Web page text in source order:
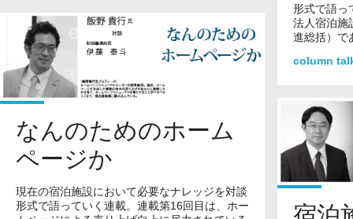
形式で語っ
法人宿泊施
進総括）で
column
なんのためのホーム
ページか
現在の宿泊施設において必要なナレッジを対談
形式で語っていく連載。連載第16回目は、ホー